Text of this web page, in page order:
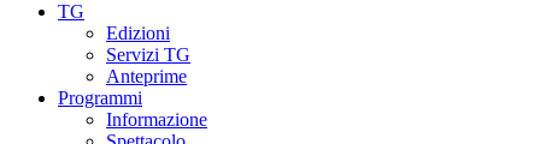
TG
Edizioni
Servizi TG
Anteprime
Programmi
Informazione